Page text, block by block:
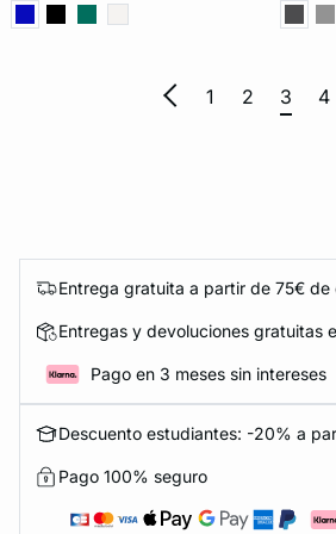
1 2 3 4
Entrega gratuita a partir de 75€ de
Entregas y devoluciones gratuitas
Pago en 3 meses sin intereses
Descuento estudiantes: -20% a
Pago 100% seguro